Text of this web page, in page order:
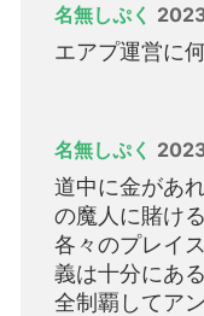
名無しぷく
エアプ運営に
名無しぷく
道中に金があ
の魔人に賭ける
各々のプレイ
義は十分にあ
全制覇してア